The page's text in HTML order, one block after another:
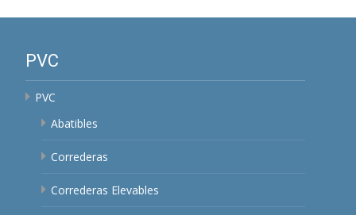
entradas
PVC
PVC
Abatibles
Correderas
Correderas Elevables